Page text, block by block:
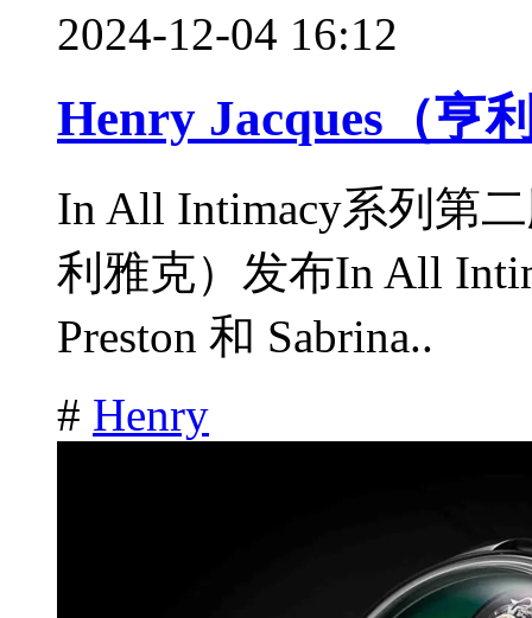
2024-12-04 16:12
Henry Jacques（亨
In All Intimacy系列第
利雅克）发布In All
Preston 和 Sabrina..
# Henry